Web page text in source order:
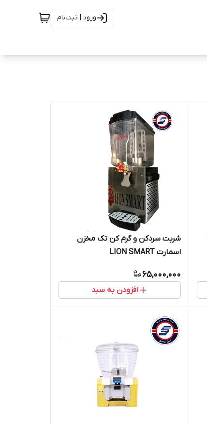
ورود | ثبت‌نام
شربت سردکن و گرم کن تک مخزن
اسمارت LION SMART
65,000,000
افزودن به سبد